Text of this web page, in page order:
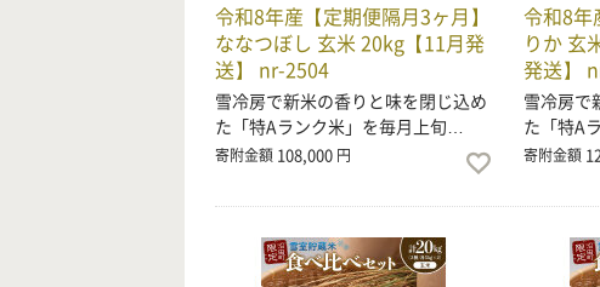
令和8年産【定期便隔月3ヶ月】
ななつぼし 玄米 20kg【11月発
送】 nr-2504
雪冷房で新米の香りと味を閉じ込め
た「特Aランク米」を毎月上旬…
寄附金額 108,000 円
令和8年
りか 玄
発送】
雪冷房で
た「特A
寄附金額